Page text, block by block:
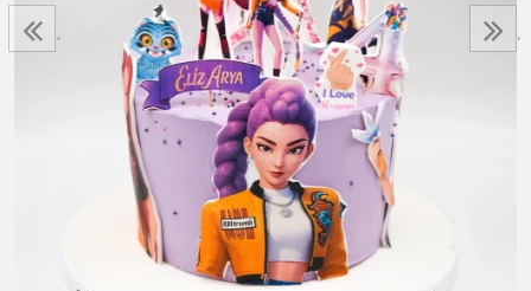
‹ ›